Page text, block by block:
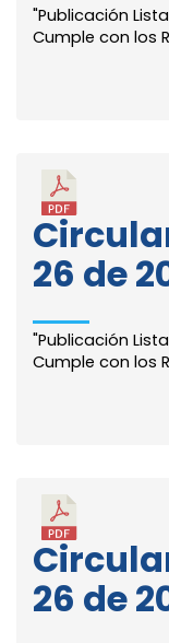
"Publicación
Cumple con los
26 de
"Publicación
Cumple con los
26 de